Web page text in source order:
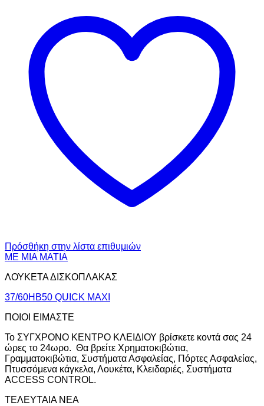
Πρόσθήκη στην λίστα επιθυμιών
ΜΕ ΜΙΑ ΜΑΤΙΑ
ΛΟΥΚΕΤΑ ΔΙΣΚΟΠΛΑΚΑΣ
37/60HB50 QUICK MAXI
ΠΟΙΟΙ ΕΙΜΑΣΤΕ
Το ΣΥΓΧΡΟΝΟ ΚΕΝΤΡΟ ΚΛΕΙΔΙΟΥ βρίσκετε κοντά σας 24
ώρες το 24ωρο. Θα βρείτε Χρηματοκιβώτια,
Γραμματοκιβώτια, Συστήματα Ασφαλείας, Πόρτες Ασφαλείας,
Πτυσσόμενα κάγκελα, Λουκέτα, Κλειδαριές, Συστήματα
ACCESS CONTROL.
ΤΕΛΕΥΤΑΙΑ ΝΕΑ